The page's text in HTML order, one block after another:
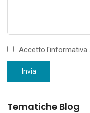
Accetto l'informativa
Invia
Tematiche Blog